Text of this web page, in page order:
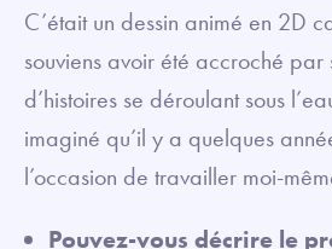
C’était un dessin animé en 2D
souviens avoir été accroché par
d’histoires se déroulant sous
imaginé qu’il y a quelques
l’occasion de travailler moi-
Pouvez-vous décrire le